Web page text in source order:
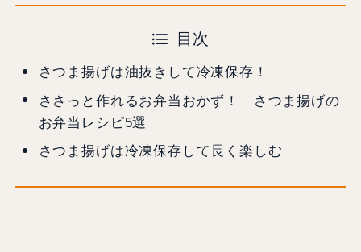
目次
さつま揚げは油抜きして冷凍保存！
ささっと作れるお弁当おかず！ さつま揚げの
お弁当レシピ5選
さつま揚げは冷凍保存して長く楽しむ